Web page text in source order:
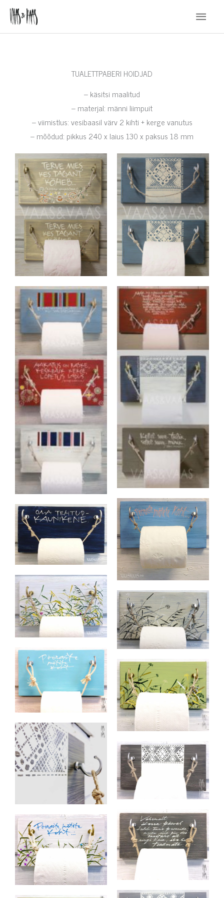
Skip
content
Main
Menu
TUALETTPABERI HOIDJAD
– käsitsi maalitud
– materjal: männi liimpuit
– viimistlus: vesibaasil värv 2 kihti + kerge vanutus
– mõõdud: pikkus 240 x laius 130 x paksus 18 mm